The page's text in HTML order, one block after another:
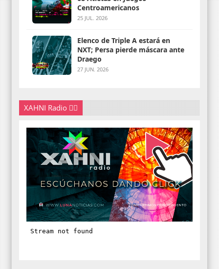
Centroamericanos
25 JUL. 2026
Elenco de Triple A estará en
NXT; Persa pierde máscara ante
Draego
27 JUN. 2026
XAHNI Radio 👇🏽